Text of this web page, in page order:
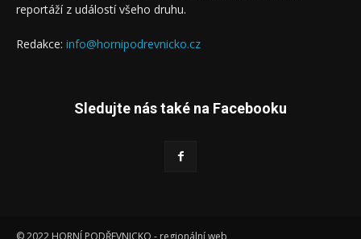
reportáží z událostí všeho druhu.
Redakce: info@hornipodrevnicko.cz
Sledujte nás také na Facebooku